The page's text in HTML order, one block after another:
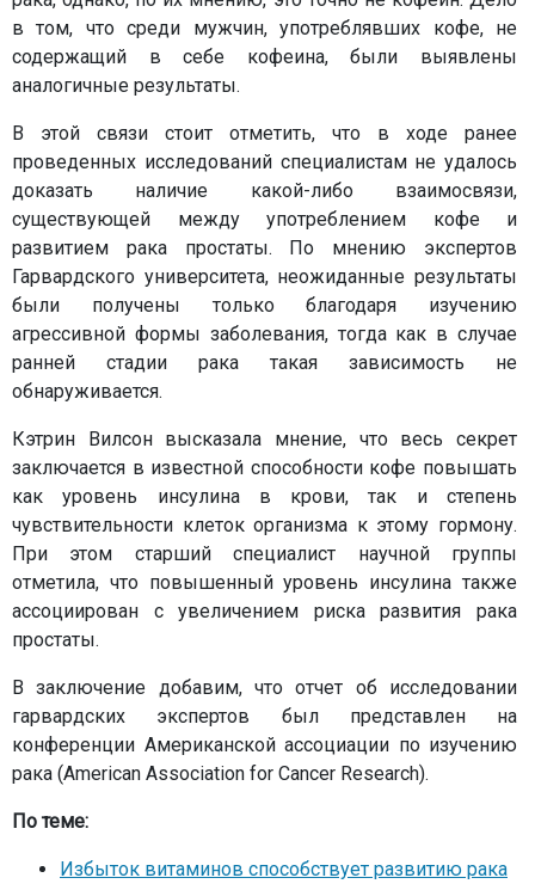
в том, что среди мужчин, употреблявших кофе, не
содержащий в себе кофеина, были выявлены
аналогичные результаты.
В этой связи стоит отметить, что в ходе ранее
проведенных исследований специалистам не удалось
доказать наличие какой-либо взаимосвязи,
существующей между употреблением кофе и
развитием рака простаты. По мнению экспертов
Гарвардского университета, неожиданные результаты
были получены только благодаря изучению
агрессивной формы заболевания, тогда как в случае
ранней стадии рака такая зависимость не
обнаруживается.
Кэтрин Вилсон высказала мнение, что весь секрет
заключается в известной способности кофе повышать
как уровень инсулина в крови, так и степень
чувствительности клеток организма к этому гормону.
При этом старший специалист научной группы
отметила, что повышенный уровень инсулина также
ассоциирован с увеличением риска развития рака
простаты.
В заключение добавим, что отчет об исследовании
гарвардских экспертов был представлен на
конференции Американской ассоциации по изучению
рака (American Association for Cancer Research).
По теме:
Избыток витаминов способствует развитию рака